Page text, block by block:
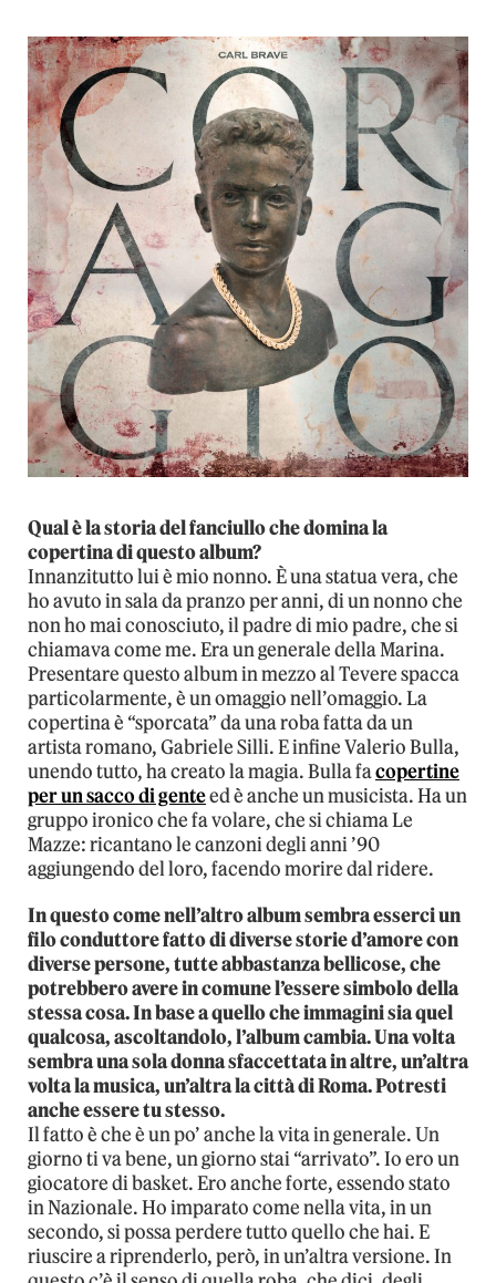
Qual è la storia del fanciullo che domina la
copertina di questo album?
Innanzitutto lui è mio nonno. È una statua vera, che
ho avuto in sala da pranzo per anni, di un nonno che
non ho mai conosciuto, il padre di mio padre, che si
chiamava come me. Era un generale della Marina.
Presentare questo album in mezzo al Tevere spacca
particolarmente, è un omaggio nell’omaggio. La
copertina è “sporcata” da una roba fatta da un
artista romano, Gabriele Silli. E infine Valerio Bulla,
unendo tutto, ha creato la magia. Bulla facopertine
per un sacco di genteed è anche un musicista. Ha un
gruppo ironico che fa volare, che si chiama Le
Mazze: ricantano le canzoni degli anni ’90
aggiungendo del loro, facendo morire dal ridere.
In questo come nell’altro album sembra esserci un
filo conduttore fatto di diverse storie d’amore con
diverse persone, tutte abbastanza bellicose, che
potrebbero avere in comune l’essere simbolo della
stessa cosa. In base a quello che immagini sia quel
qualcosa, ascoltandolo, l’album cambia. Una volta
sembra una sola donna sfaccettata in altre, un’altra
volta la musica, un’altra la città di Roma. Potresti
anche essere tu stesso.
Il fatto è che è un po’ anche la vita in generale. Un
giorno ti va bene, un giorno stai “arrivato”. Io ero un
giocatore di basket. Ero anche forte, essendo stato
in Nazionale. Ho imparato come nella vita, in un
secondo, si possa perdere tutto quello che hai. E
riuscire a riprenderlo, però, in un’altra versione. In